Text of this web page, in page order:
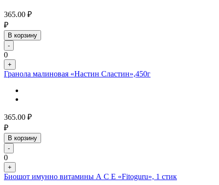
365.00 ₽
₽
В корзину
-
0
+
Гранола малиновая «Настин Сластин»,450г
365.00 ₽
₽
В корзину
-
0
+
Биошот имунно витамины А С Е «Fitoguru», 1 стик